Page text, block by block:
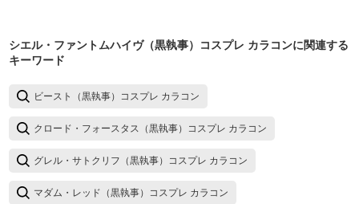
シエル・ファントムハイヴ（黒執事）コスプレ カラコンに関連する
キーワード
ビースト（黒執事）コスプレ カラコン
クロード・フォースタス（黒執事）コスプレ カラコン
グレル・サトクリフ（黒執事）コスプレ カラコン
マダム・レッド（黒執事）コスプレ カラコン